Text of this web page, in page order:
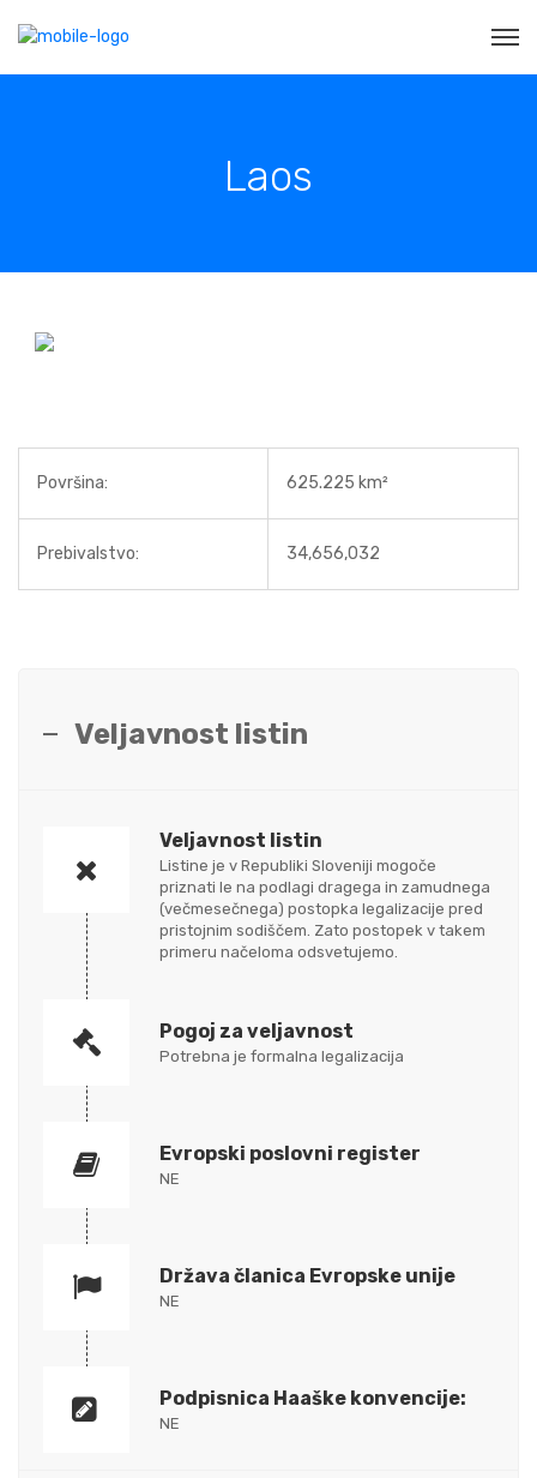
Laos
Površina: 625.225 km²
Prebivalstvo: 34,656,032
Veljavnost listin
Veljavnost listin
Listine je v Republiki Sloveniji mogoče
priznati le na podlagi dragega in zamudnega
(večmesečnega) postopka legalizacije pred
pristojnim sodiščem. Zato postopek v takem
primeru načeloma odsvetujemo.
Pogoj za veljavnost
Potrebna je formalna legalizacija
Evropski poslovni register
NE
Država članica Evropske unije
NE
Podpisnica Haaške konvencije:
NE